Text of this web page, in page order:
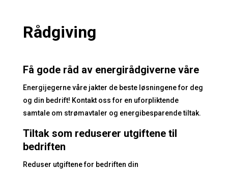
Rådgiving
Få gode råd av energirådgiverne våre
Energijegerne våre jakter de beste løsningene for deg
og din bedrift! Kontakt oss for en uforpliktende
samtale om strømavtaler og energibesparende tiltak.
Tiltak som reduserer utgiftene til
bedriften
Reduser utgiftene for bedriften din